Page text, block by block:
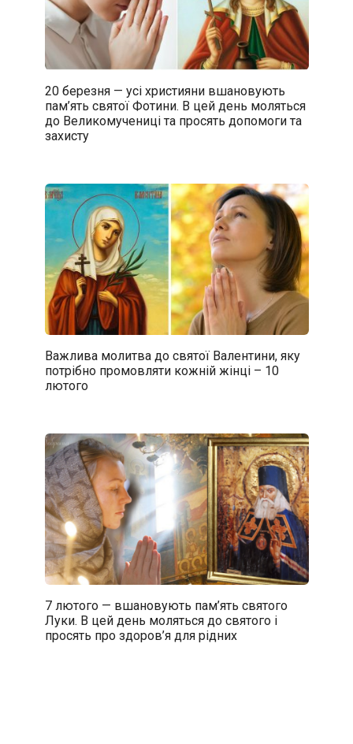
20 березня — усі християни вшановують
пам’ять святої Фотини. В цей день моляться
до Великомучениці та просять допомоги та
захисту
Важлива молитва до святої Валентини, яку
потрібно промовляти кожній жінці – 10
лютого
7 лютого — вшановують пам’ять святого
Луки. В цей день моляться до святого і
просять про здоров’я для рідних